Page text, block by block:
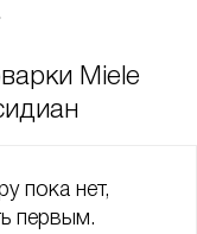
Miele
пока нет,
первым.